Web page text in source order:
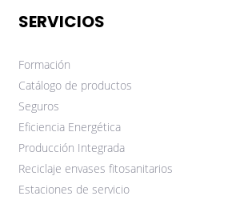
SERVICIOS
Formación
Catálogo de productos
Seguros
Eficiencia Energética
Producción Integrada
Reciclaje envases fitosanitarios
Estaciones de servicio